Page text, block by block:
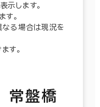
示します。
。
なる場合は現況を
す。
常盤橋